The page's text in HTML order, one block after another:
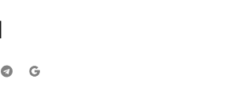
GENERAL